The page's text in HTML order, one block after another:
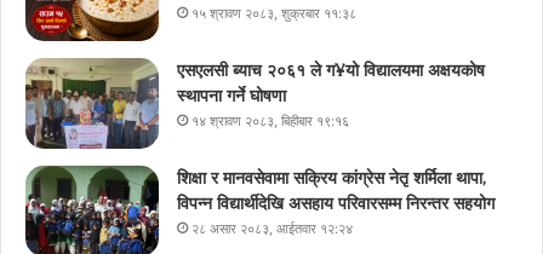
१५ श्रावण २०८३, शुक्रबार ११:३८
एसएलसी ब्याच २०६१ ले ग¥यो विद्यालयमा अक्षयकोष
स्थापना गर्ने घोषणा
१४ श्रावण २०८३, बिहीबार १९:१६
शिक्षा र मानवसेवामा सक्रिय कांग्रेस नेतृ शर्मिला थापा,
विपन्न विद्यार्थीदेखि असहाय परिवारसम्म निरन्तर सहयोग
२८ असार २०८३, आईतवार १२:२४